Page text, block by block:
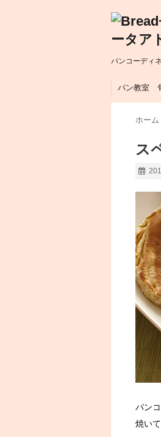
パンコーディ
パン教室
ホーム
ス
パン
焼い